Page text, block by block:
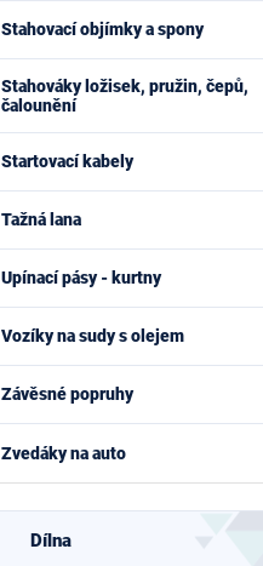
Stahovací objímky a spony
Stahováky ložisek, pružin, čepů,
čalounění
Startovací kabely
Tažná lana
Upínací pásy - kurtny
Vozíky na sudy s olejem
Závěsné popruhy
Zvedáky na auto
Dílna